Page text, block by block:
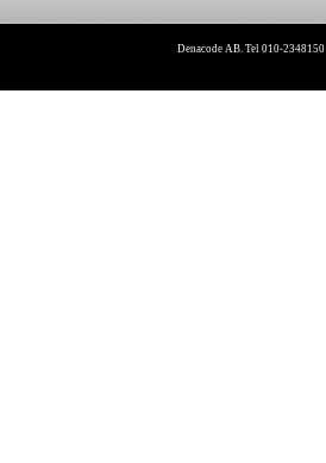
Denacode AB. Tel 010-2348150